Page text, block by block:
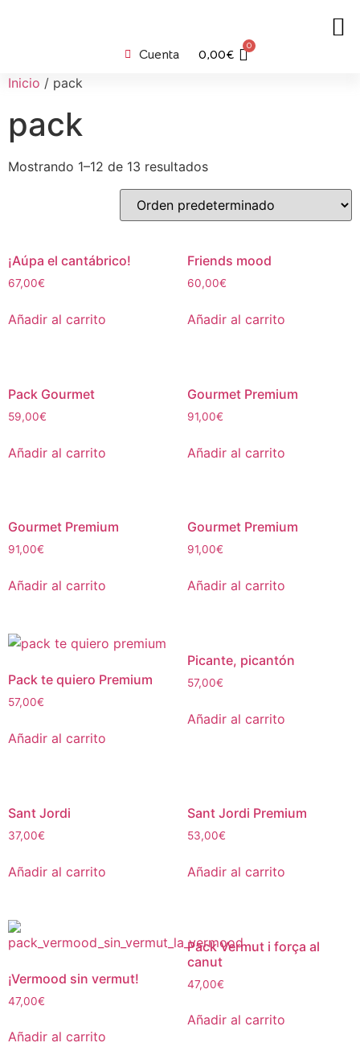
Cuenta 0,00€
0
Inicio / pack
pack
Mostrando 1–12 de 13 resultados
¡Aúpa el cantábrico!
67,00€
Añadir al carrito
Friends mood
60,00€
Añadir al carrito
Pack Gourmet
59,00€
Añadir al carrito
Gourmet Premium
91,00€
Añadir al carrito
Gourmet Premium
91,00€
Añadir al carrito
Gourmet Premium
91,00€
Añadir al carrito
Pack te quiero Premium
57,00€
Añadir al carrito
Picante, picantón
57,00€
Añadir al carrito
Sant Jordi
37,00€
Añadir al carrito
Sant Jordi Premium
53,00€
Añadir al carrito
¡Vermood sin vermut!
47,00€
Añadir al carrito
Pack Vermut i força al
canut
47,00€
Añadir al carrito